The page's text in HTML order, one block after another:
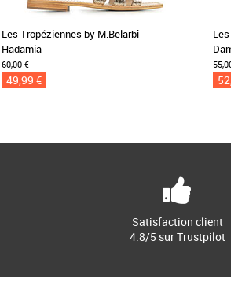
Les Tropéziennes by M.Belarbi
Hadamia
60,00 €
49,99 €
Satisfaction client
4.8/5 sur Trustpilot